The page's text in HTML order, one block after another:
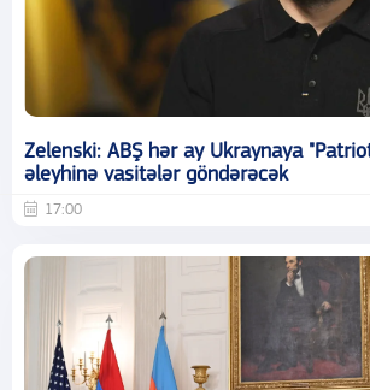
Zelenski: ABŞ hər ay Ukraynaya
əleyhinə vasitələr göndərəcək
17:00